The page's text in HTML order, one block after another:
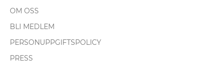
OM OSS
BLI MEDLEM
PERSONUPPGIFTSPOLICY
PRESS